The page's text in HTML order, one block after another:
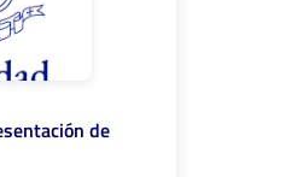
de